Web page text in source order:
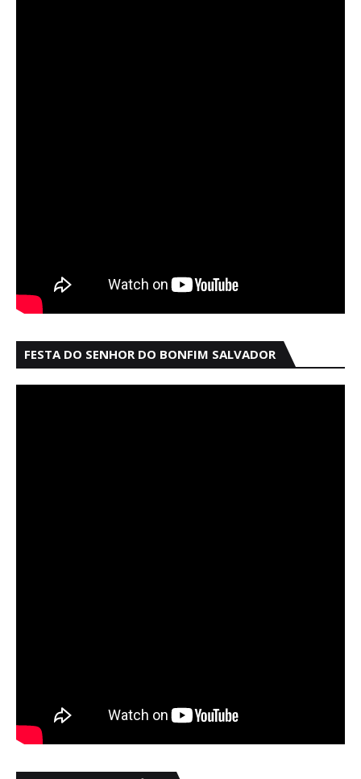
FESTA DO SENHOR DO BONFIM SALVADOR